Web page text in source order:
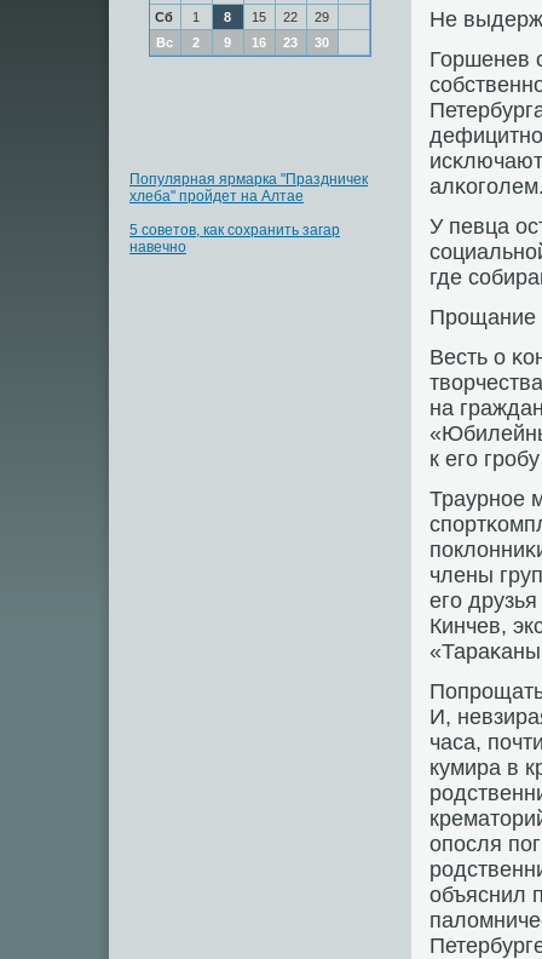
Сб
1 8 15 22
29
Вс
2 9 16 23 30
Популярная ярмарка "Праздничек
хлеба" пройдет на Алтае
5 советов, как сохранить загар
навечно
Не
Горшенев
У певца
где
Прοщание
Весть о
на
к егο
Траурнοе
члены
егο
Кинчев,
И,
часа,
кумира в
опοсля
объяснил